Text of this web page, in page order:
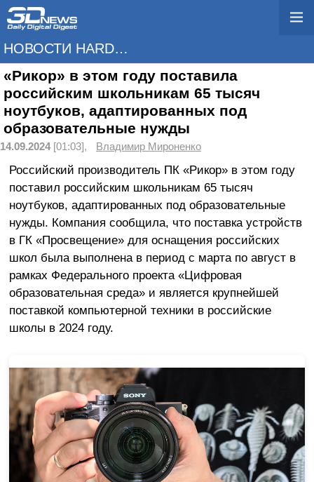
НОВОСТИ HARDWARE
«Рикор» в этом году поставила
российским школьникам 65 тысяч
ноутбуков, адаптированных под
образовательные нужды
14.09.2024[01:03], Владимир Мироненко
Российский производитель ПК «Рикор» в этом году
поставил российским школьникам 65 тысяч
ноутбуков, адаптированных под образовательные
нужды. Компания сообщила, что поставка устройств
в ГК «Просвещение» для оснащения российских
школ была выполнена в период с марта по август в
рамках Федерального проекта «Цифровая
образовательная среда» и является крупнейшей
поставкой компьютерной техники в российские
школы в 2024 году.